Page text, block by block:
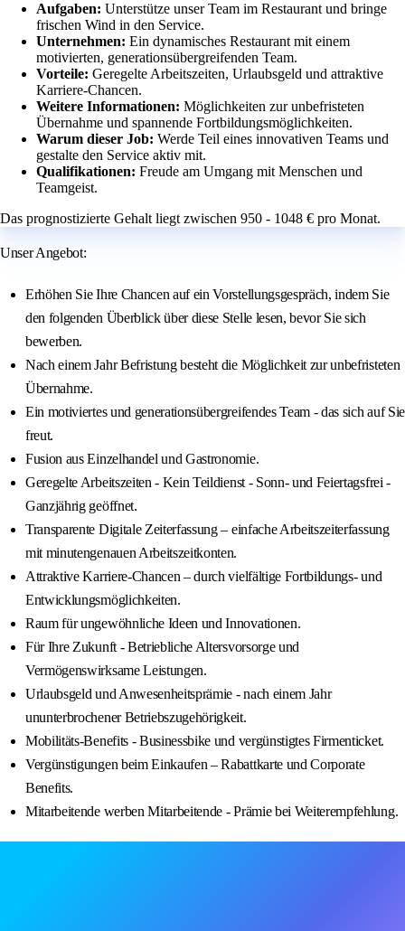
Aufgaben: Unterstütze unser Team im Restaurant und bringe
frischen Wind in den Service.
Unternehmen: Ein dynamisches Restaurant mit einem
motivierten, generationsübergreifenden Team.
Vorteile: Geregelte Arbeitszeiten, Urlaubsgeld und attraktive
Karriere-Chancen.
Weitere Informationen: Möglichkeiten zur unbefristeten
Übernahme und spannende Fortbildungsmöglichkeiten.
Warum dieser Job: Werde Teil eines innovativen Teams und
gestalte den Service aktiv mit.
Qualifikationen: Freude am Umgang mit Menschen und
Teamgeist.
Das prognostizierte Gehalt liegt zwischen 950 - 1048 € pro Monat.
Unser Angebot:
Erhöhen Sie Ihre Chancen auf ein Vorstellungsgespräch, indem Sie
den folgenden Überblick über diese Stelle lesen, bevor Sie sich
bewerben.
Nach einem Jahr Befristung besteht die Möglichkeit zur unbefristeten
Übernahme.
Ein motiviertes und generationsübergreifendes Team - das sich auf Sie
freut.
Fusion aus Einzelhandel und Gastronomie.
Geregelte Arbeitszeiten - Kein Teildienst - Sonn- und Feiertagsfrei -
Ganzjährig geöffnet.
Transparente Digitale Zeiterfassung – einfache Arbeitszeiterfassung
mit minutengenauen Arbeitszeitkonten.
Attraktive Karriere-Chancen – durch vielfältige Fortbildungs- und
Entwicklungsmöglichkeiten.
Raum für ungewöhnliche Ideen und Innovationen.
Für Ihre Zukunft - Betriebliche Altersvorsorge und
Vermögenswirksame Leistungen.
Urlaubsgeld und Anwesenheitsprämie - nach einem Jahr
ununterbrochener Betriebszugehörigkeit.
Mobilitäts-Benefits - Businessbike und vergünstigtes Firmenticket.
Vergünstigungen beim Einkaufen – Rabattkarte und Corporate
Benefits.
Mitarbeitende werben Mitarbeitende - Prämie bei Weiterempfehlung.